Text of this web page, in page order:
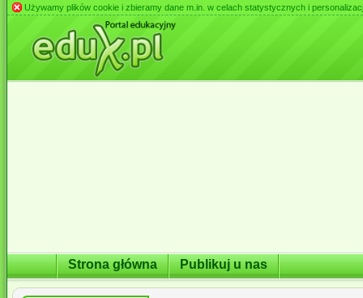
Używamy plików cookie i zbieramy dane m.in. w celach statystycznych i
Strona główna Publikuj u nas